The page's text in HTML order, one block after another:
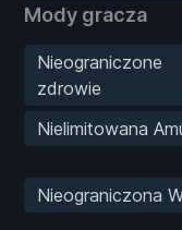
Mody gracza
Nieograniczone
zdrowie
Nielimitowana
Nieograniczona